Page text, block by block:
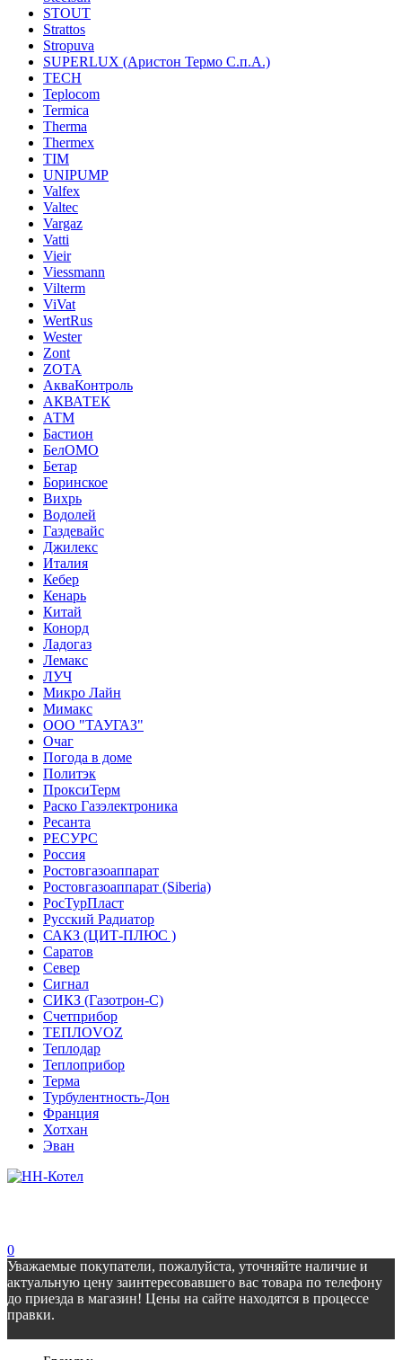
STOUT
Strattos
Stropuva
SUPERLUX (Аристон Термо С.п.А.)
TECH
Teplocom
Termica
Therma
Thermex
TIM
UNIPUMP
Valfex
Valtec
Vargaz
Vatti
Vieir
Viessmann
Vilterm
ViVat
WertRus
Wester
Zont
ZOTA
АкваКонтроль
АКВАТЕК
АТМ
Бастион
БелОМО
Бетар
Боринское
Вихрь
Водолей
Газдевайс
Джилекс
Италия
Кебер
Кенарь
Китай
Конорд
Ладогаз
Лемакс
ЛУЧ
Микро Лайн
Мимакс
ООО "ТАУГАЗ"
Очаг
Погода в доме
Политэк
ПроксиТерм
Раско Газэлектроника
Ресанта
РЕСУРС
Россия
Ростовгазоаппарат
Ростовгазоаппарат (Siberia)
РосТурПласт
Русский Радиатор
САКЗ (ЦИТ-ПЛЮС )
Саратов
Север
Сигнал
СИКЗ (Газотрон-С)
Счетприбор
ТЕПЛОVOZ
Теплодар
Теплоприбор
Терма
Турбулентность-Дон
Франция
Хотхан
Эван
0
Уважаемые покупатели, пожалуйста, уточняйте наличие и
актуальную цену заинтересовавшего вас товара по телефону
до приезда в магазин! Цены на сайте находятся в процессе
правки.